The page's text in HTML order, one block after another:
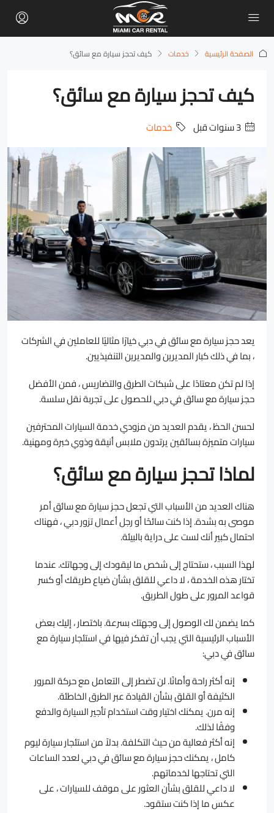
الصفحة الرئيسية خدمات كيف تحجز سيارة مع سائق؟
كيف تحجز سيارة مع سائق؟
خدمات
يعد حجز سيارة مع سائق في دبي خيارًا مثاليًا للعاملين في الشركات
، بما في ذلك كبار المديرين والمديرين التنفيذيين.
إذا لم تكن معتادًا على شبكات الطرق والتضاريس ، فمن الأفضل
حجز سيارة مع سائق في دبي للحصول على تجربة نقل سلسة.
لحسن الحظ ، يقدم العديد من مزودي خدمة السيارات المحترفين
سيارات متميزة بسائقين يرتدون ملابس أنيقة وذوي خبرة ومهنية.
لماذا تحجز سيارة مع سائق؟
هناك العديد من الأسباب التي تجعل حجز سيارة مع سائق أمر
موصى به بشدة. إذا كنت سائحًا أو رجل أعمال تزور دبي ، فهناك
احتمال كبير أنك لست على دراية بالبيئة.
لهذا السبب ، ستحتاج إلى شخص ما ليقودك إلى وجهاتك. عندما
تختار هذه الخدمة ، لا داعي للقلق بشأن ضياع طريقك أو كسر
قواعد المرور على طول الطريق.
كما يضمن لك الوصول إلى وجهتك بسرعة. باختصار ، إليك بعض
الأسباب الرئيسية التي يجب أن تفكر فيها في استئجار سيارة مع
سائق في دبي:
إنه أكثر راحة وأمانًا. لن تضطر إلى التعامل مع حركة المرور
الكثيفة أو القلق بشأن القيادة عبر الطرق الخاطئة.
إنه مرن. يمكنك اختيار وقت استخدام تأجير السيارة والدفع
وفقًا لذلك.
إنه أكثر فعالية من حيث التكلفة. بدلاً من استئجار سيارة ليوم
كامل ، يمكنك حجز سيارة مع سائق في دبي لعدد الساعات
التي تحتاجها لخدماتهم.
لا داعي للقلق بشأن العثور على موقف للسيارات ، على
عكس ما إذا كنت ستقود.